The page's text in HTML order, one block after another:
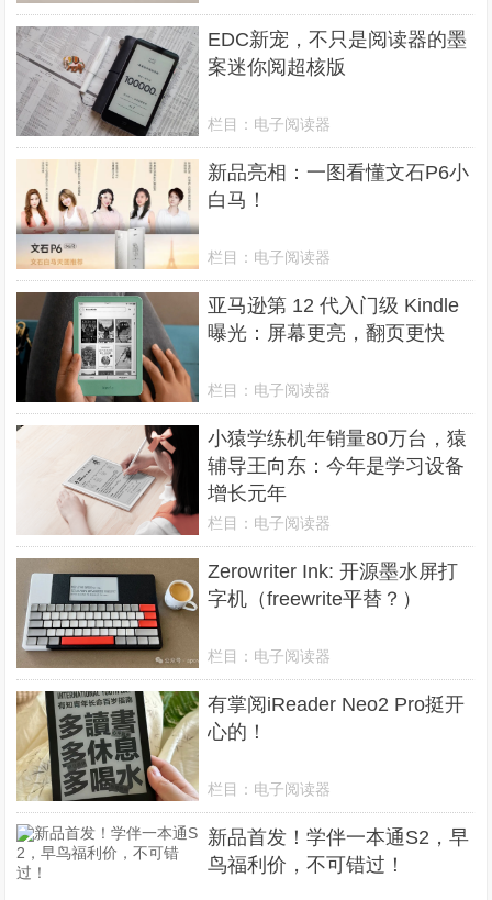
EDC新宠，不只是阅读器的墨
案迷你阅超核版
栏目： 电子阅读器
新品亮相：一图看懂文石P6小
白马！
栏目： 电子阅读器
亚马逊第 12 代入门级 Kindle
曝光：屏幕更亮，翻页更快
栏目： 电子阅读器
小猿学练机年销量80万台，猿
辅导王向东：今年是学习设备
增长元年
栏目： 电子阅读器
Zerowriter Ink: 开源墨水屏打
字机（freewrite平替？）
栏目： 电子阅读器
有掌阅iReader Neo2 Pro挺开
心的！
栏目： 电子阅读器
新品首发！学伴一本通S2，早
鸟福利价，不可错过！